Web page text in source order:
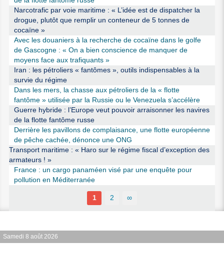
Narcotrafic par voie maritime : « L’idée est de dispatcher la
drogue, plutôt que remplir un conteneur de 5 tonnes de
cocaïne »
Avec les douaniers à la recherche de cocaïne dans le golfe
de Gascogne : « On a bien conscience de manquer de
moyens face aux trafiquants »
Iran : les pétroliers « fantômes », outils indispensables à la
survie du régime
Dans les mers, la chasse aux pétroliers de la « flotte
fantôme » utilisée par la Russie ou le Venezuela s’accélère
Guerre hybride : l’Europe veut pouvoir arraisonner les navires
de la flotte fantôme russe
Derrière les pavillons de complaisance, une flotte européenne
de pêche cachée, dénonce une ONG
Transport maritime : « Haro sur le régime fiscal d’exception des
armateurs ! »
France : un cargo panaméen visé par une enquête pour
pollution en Méditerranée
1 2 ∞
Samedi 8 août 2026